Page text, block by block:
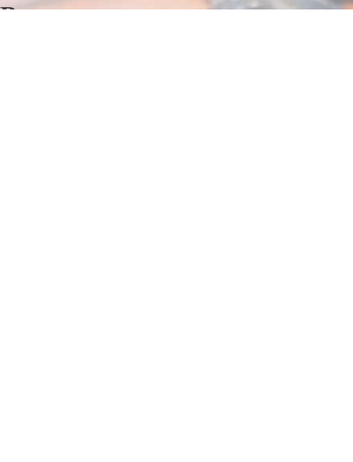
Витимском